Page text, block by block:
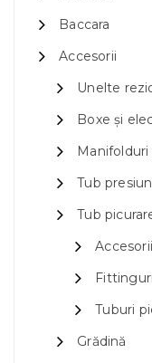
Baccara
Accesorii
Unelte
Boxe și
Tub
Tub
Accesorii
Tuburi
Grădină